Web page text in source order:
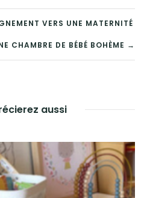
VERS UNE MATERNITÉ
CHAMBRE DE BÉBÉ BOHÈME →
aussi